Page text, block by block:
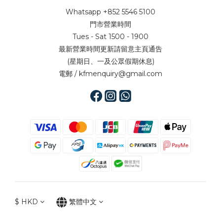
Whatsapp +852 5546 5100
門市營業時間
Tues - Sat 1500 - 1900
最新營業時間更新請留意主頁通告
(星期日、一及公眾假期休息)
電郵 / kfmenquiry@gmail.com
$ HKD 繁體中文